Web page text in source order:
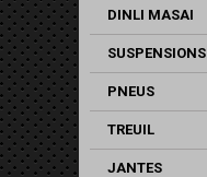
DINLI MASAI
SUSPENSIONS
PNEUS
TREUIL
JANTES